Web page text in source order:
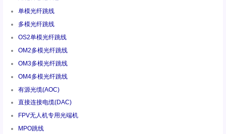
单模光纤跳线
多模光纤跳线
OS2单模光纤跳线
OM2多模光纤跳线
OM3多模光纤跳线
OM4多模光纤跳线
有源光缆(AOC)
直接连接电缆(DAC)
FPV无人机专用光端机
MPO跳线